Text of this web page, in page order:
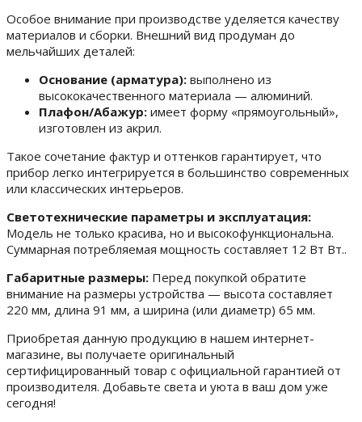
Особое внимание при производстве уделяется качеству
материалов и сборки. Внешний вид продуман до
мельчайших деталей:
Основание (арматура): выполнено из
высококачественного материала — алюминий.
Плафон/Абажур: имеет форму «прямоугольный»,
изготовлен из акрил.
Такое сочетание фактур и оттенков гарантирует, что
прибор легко интегрируется в большинство современных
или классических интерьеров.
Светотехнические параметры и эксплуатация:
Модель не только красива, но и высокофункциональна.
Суммарная потребляемая мощность составляет 12 Вт Вт..
Габаритные размеры: Перед покупкой обратите
внимание на размеры устройства — высота составляет
220 мм, длина 91 мм, а ширина (или диаметр) 65 мм.
Приобретая данную продукцию в нашем интернет-
магазине, вы получаете оригинальный
сертифицированный товар с официальной гарантией от
производителя. Добавьте света и уюта в ваш дом уже
сегодня!